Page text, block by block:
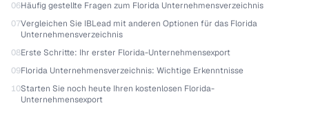
06Häufig gestellte Fragen zum Florida Unternehmensverzeichnis
07Vergleichen Sie IBLead mit anderen Optionen für das Florida
Unternehmensverzeichnis
08Erste Schritte: Ihr erster Florida-Unternehmensexport
09Florida Unternehmensverzeichnis: Wichtige Erkenntnisse
10Starten Sie noch heute Ihren kostenlosen Florida-
Unternehmensexport